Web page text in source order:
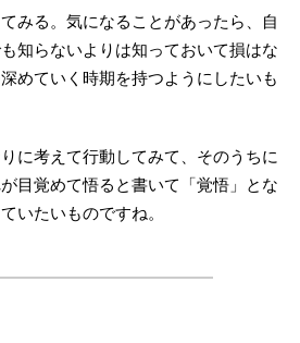
みる。気になることがあったら、自
知らないよりは知っておいて損はな
めていく時期を持つようにしたいも
に考えて行動してみて、そのうちに
目覚めて悟ると書いて「覚悟」とな
いたいものですね。